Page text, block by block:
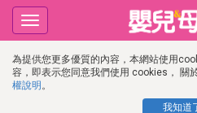
為提供您更多優質的內容，本網站使用
容，即表示您同意我們使用 cookies， 關
權說明 。
我知道
Toggle
navigation